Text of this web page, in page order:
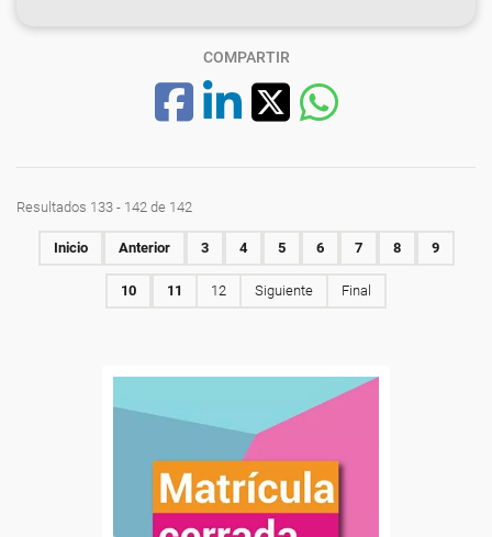
COMPARTIR
Resultados 133 - 142 de 142
Inicio Anterior 3 4 5 6 7 8 9
10 11 12 Siguiente Final